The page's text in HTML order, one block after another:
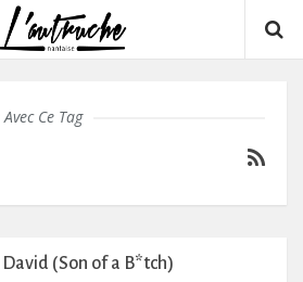
Ce Tag
(Son of a B*tch)